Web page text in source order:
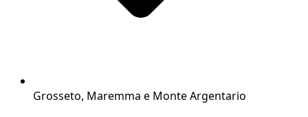
Grosseto, Maremma e Monte Argentario